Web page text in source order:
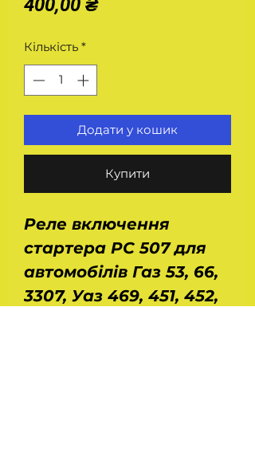
400,00 ₴
Кількість *
Додати у кошик
Купити
Реле включення
стартера РС 507 для
автомобілів Газ 53, 66,
3307, Уаз 469, 451, 452,